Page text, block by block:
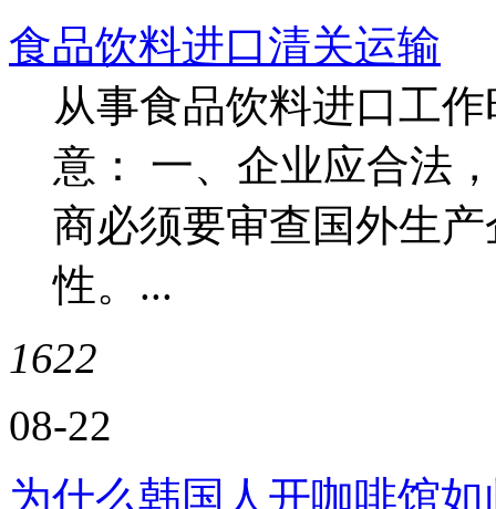
食品饮料进口清关运输
从事食品饮料进口工
意： 一、企业应合法
商必须要审查国外生
性。...
1622
08-22
为什么韩国人开咖啡馆如